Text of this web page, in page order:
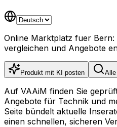
Online Marktplatz fuer
vergleichen und Angebote
Produkt mit KI posten
Auf VAAiM finden Sie
Angebote für Technik und
Seite bündelt aktuelle
einen schnellen, sicheren